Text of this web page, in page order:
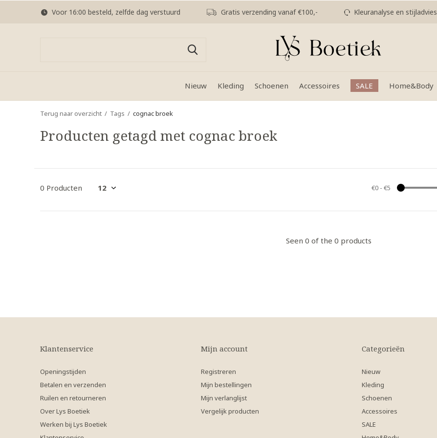
Nieuw Kleding Schoenen Accessoires SALE Home&Body
Voor 16:00 besteld, zelfde dag verstuurd Gratis verzending vanaf €100,- Kleuranalyse en stijladvies
Terug naar overzicht Tags cognac broek
Producten getagd met cognac broek
0 Producten €0- €5
Seen 0 of the 0 products
Klantenservice
Openingstijden
Betalen en verzenden
Ruilen en retourneren
Over Lys Boetiek
Werken bij Lys Boetiek
Mijn account
Registreren
Mijn bestellingen
Mijn verlanglijst
Vergelijk producten
Categorieën
Nieuw
Kleding
Schoenen
Accessoires
SALE